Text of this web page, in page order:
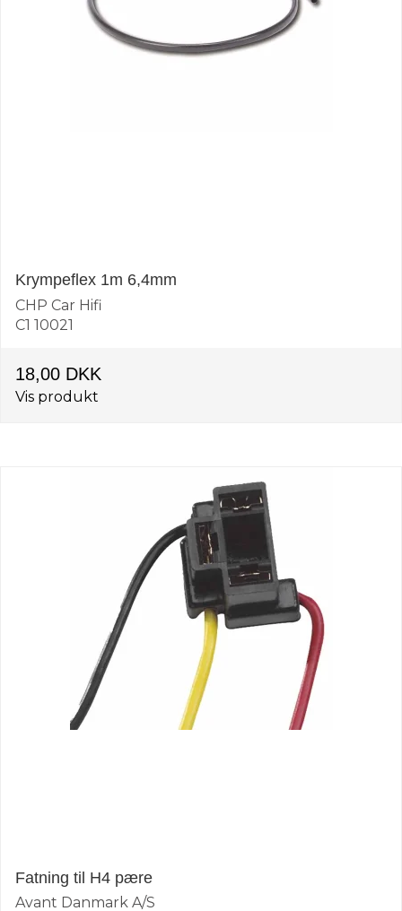
Krympeflex 1m 6,4mm
CHP Car Hifi
C1 10021
18,00 DKK
Vis produkt
Fatning til H4 pære
Avant Danmark A/S